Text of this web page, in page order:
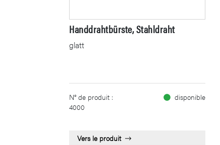
Handdrahtbürste, Stahldraht
glatt
N° de produit :
4000
disponible
Vers le produit